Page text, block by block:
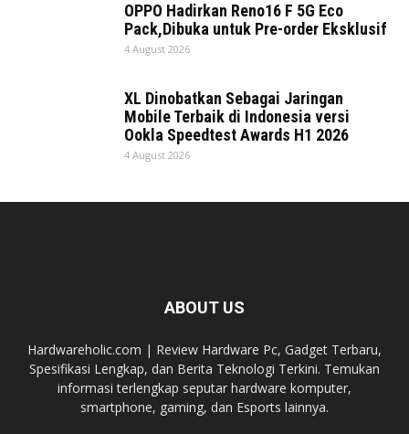
OPPO Hadirkan Reno16 F 5G Eco
Pack,Dibuka untuk Pre-order Eksklusif
4 August 2026
XL Dinobatkan Sebagai Jaringan
Mobile Terbaik di Indonesia versi
Ookla Speedtest Awards H1 2026
4 August 2026
ABOUT US
Hardwareholic.com | Review Hardware Pc, Gadget Terbaru,
Spesifikasi Lengkap, dan Berita Teknologi Terkini. Temukan
informasi terlengkap seputar hardware komputer,
smartphone, gaming, dan Esports lainnya.